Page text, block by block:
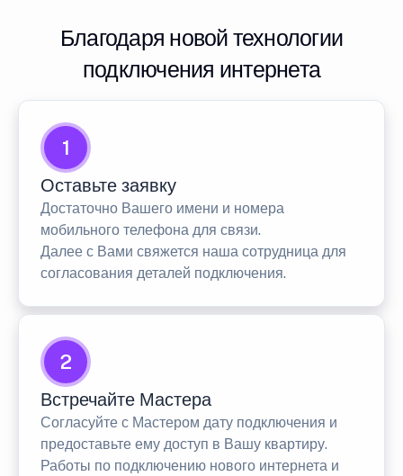
Благодаря новой технологии
подключения интернета
1
Оставьте заявку
Достаточно Вашего имени и номера
мобильного телефона для связи.
Далее с Вами свяжется наша сотрудница для
согласования деталей подключения.
2
Встречайте Мастера
Согласуйте с Мастером дату подключения и
предоставьте ему доступ в Вашу квартиру.
Работы по подключению нового интернета и